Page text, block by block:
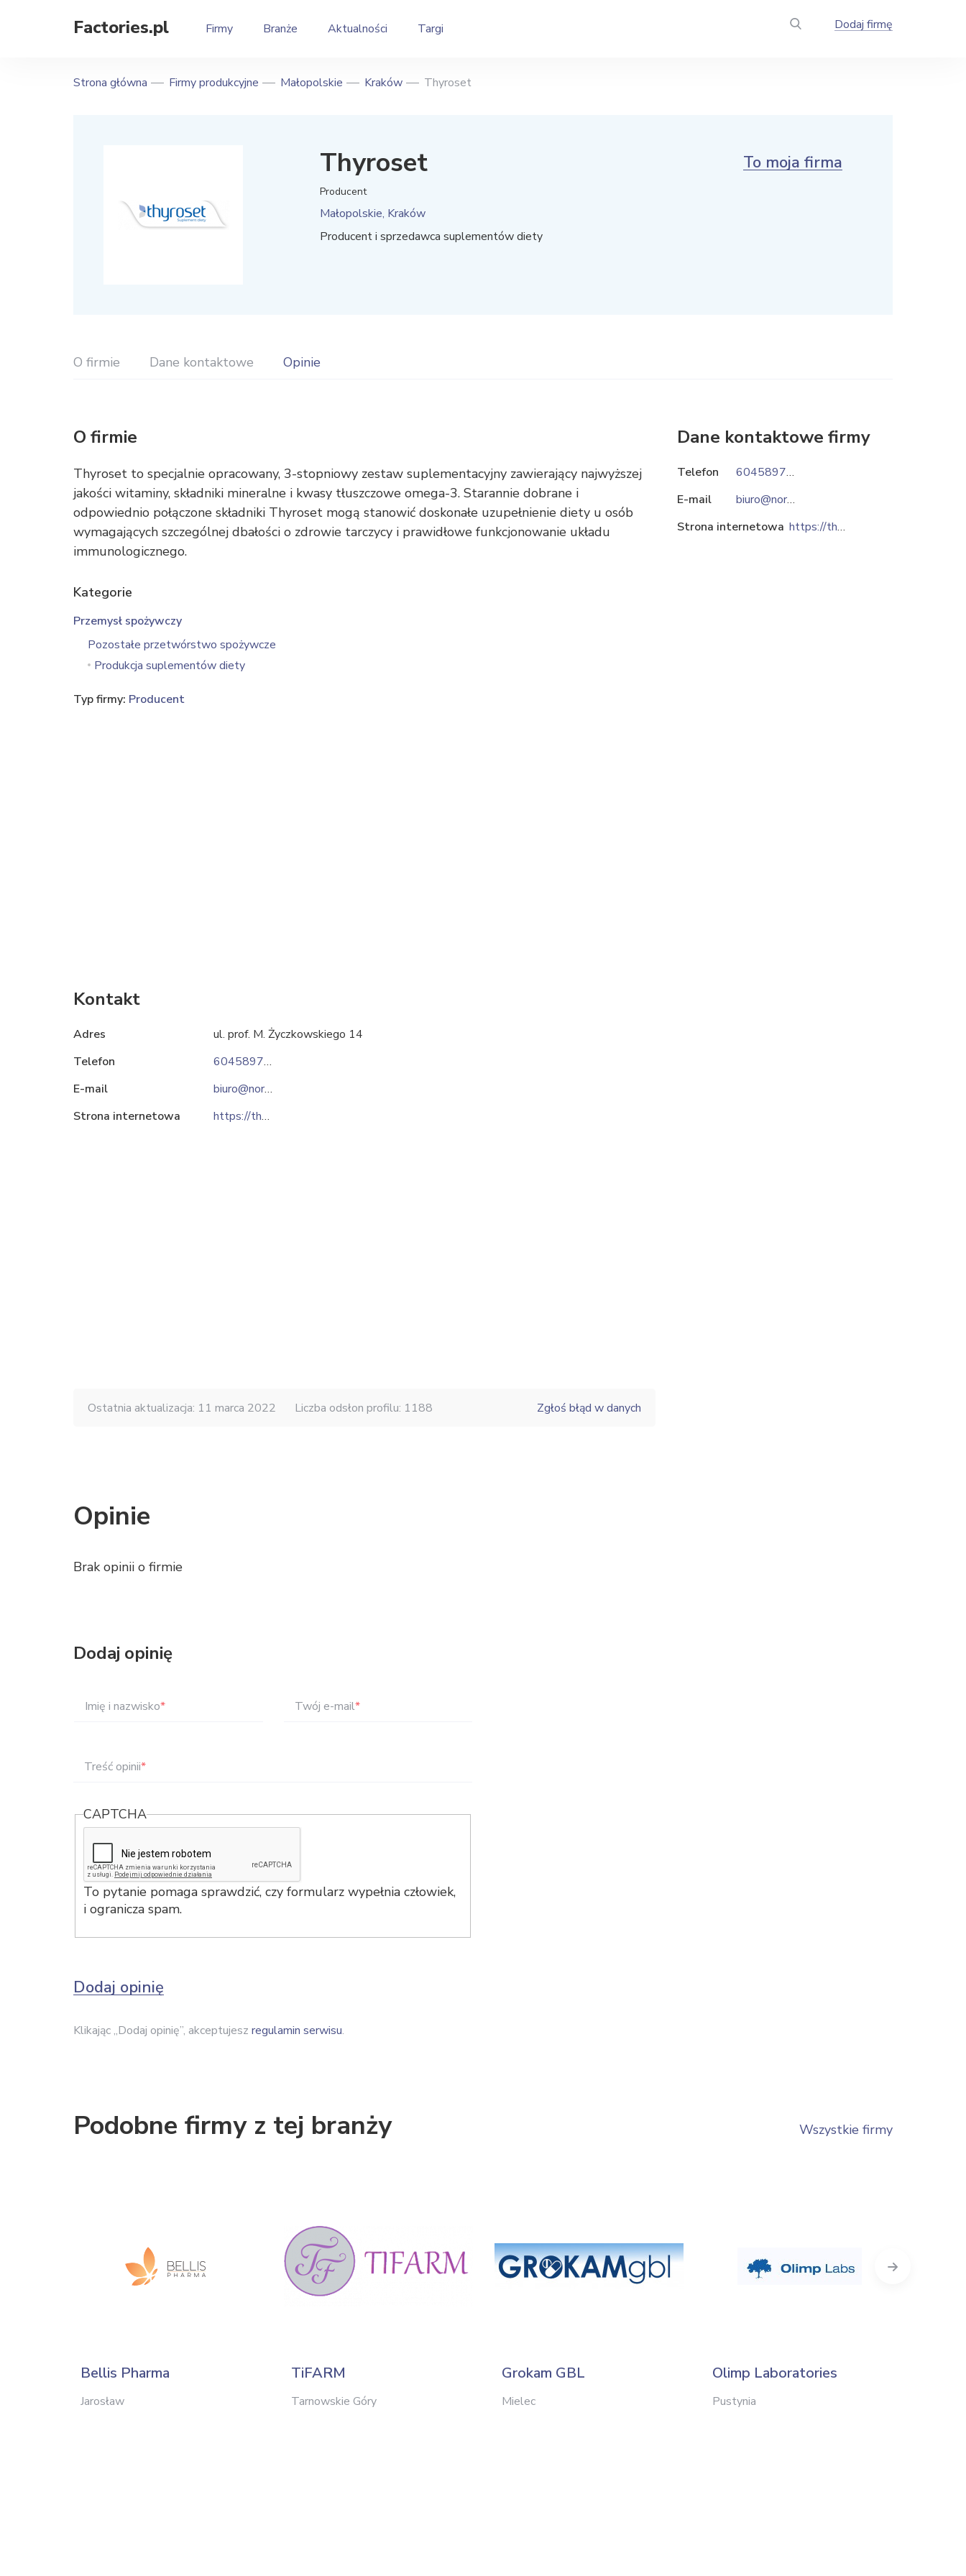
Factories.pl Firmy Branże Aktualności Targi Dodaj firmę
Strona główna Firmy produkcyjne Małopolskie Kraków Thyroset
Thyroset
Producent
Małopolskie, Kraków
Producent i sprzedawca suplementów diety
To moja firma
O firmie Dane kontaktowe Opinie
O firmie
Thyroset to specjalnie opracowany, 3-stopniowy zestaw suplementacyjny zawierający najwyższej
jakości witaminy, składniki mineralne i kwasy tłuszczowe omega-3. Starannie dobrane i
odpowiednio połączone składniki Thyroset mogą stanowić doskonałe uzupełnienie diety u osób
wymagających szczególnej dbałości o zdrowie tarczycy i prawidłowe funkcjonowanie układu
immunologicznego.
Kategorie
Przemysł spożywczy
Pozostałe przetwórstwo spożywcze
Produkcja suplementów diety
Typ firmy: Producent
Kontakt
Adres
ul. prof. M. Życzkowskiego 14
Telefon
604589799
E-mail
biuro@norsapharma.eu
Strona internetowa
https://thyroset.pl
Ostatnia aktualizacja: 11 marca 2022 Liczba odsłon profilu: 1188 Zgłoś błąd w danych
Opinie
Brak opinii o firmie
Dodaj opinię
Imię i nazwisko* Twój e-mail*
Treść opinii*
CAPTCHA
To pytanie pomaga sprawdzić, czy formularz wypełnia człowiek,
i ogranicza spam.
Dodaj opinię
Klikając „Dodaj opinię”, akceptujesz regulamin serwisu.
Dane kontaktowe firmy
Telefon
604589799
E-mail
biuro@norsapharma.eu
Strona internetowa
https://thyroset.pl
Podobne firmy z tej branży Wszystkie firmy
Bellis Pharma
Jarosław
TiFARM
Tarnowskie Góry
Grokam GBL
Mielec
Olimp Laboratories
Pustynia